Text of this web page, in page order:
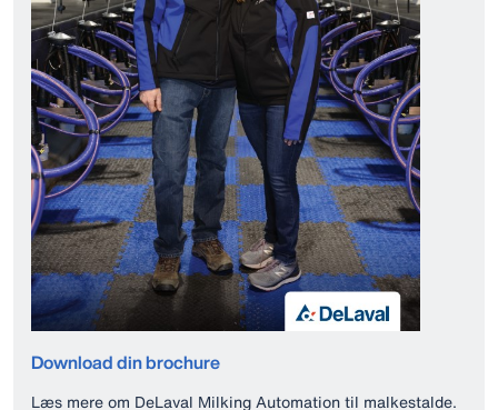
Download din brochure
Læs mere om DeLaval Milking Automation til malkestalde.